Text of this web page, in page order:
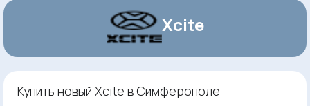
Xcite
Купить новый Xcite в Симферополе